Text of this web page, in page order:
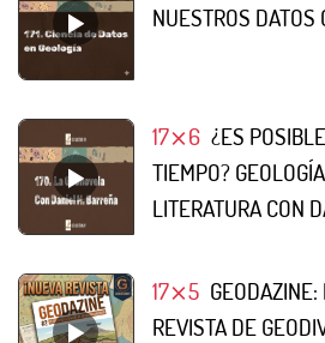
NUESTROS DATOS
17⨯6 ¿ES
TIEMPO?
LITERATURA CON
17⨯5
REVISTA DE